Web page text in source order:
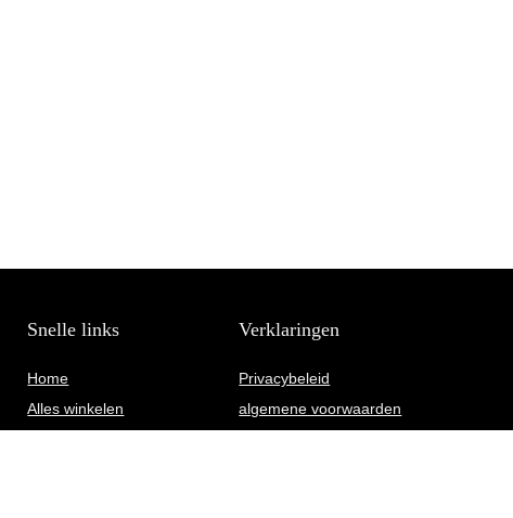
Snelle links
Home
Alles winkelen
Verklaringen
Privacybeleid
algemene voorwaarden